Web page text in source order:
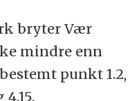
bryter Vær
mindre enn
punkt 1.2,
4.15.